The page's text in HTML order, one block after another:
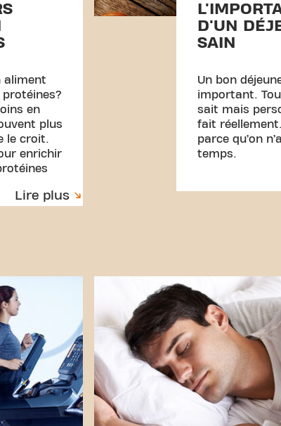
aliment
en
plus
le croit.
enrichir
Lire plus
D'UN
SAIN
Un bon
important.
sait mais
fait
parce qu’on
temps.